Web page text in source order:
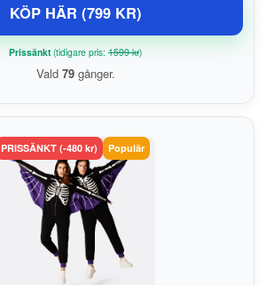
KÖP HÄR (799 KR)
Prissänkt(tidigare pris: 1599 kr)
Vald 79gånger.
PRISSÄNKT (-480 kr) Populär